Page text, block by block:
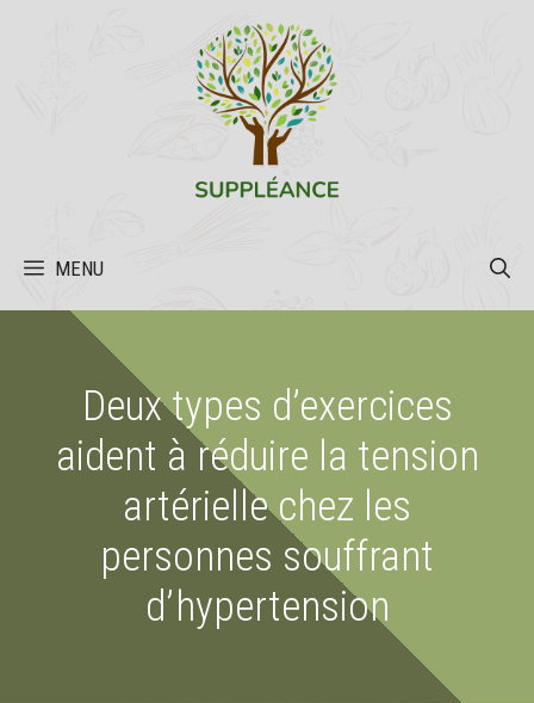
MENU
Deux types d’exercices
aident à réduire la tension
artérielle chez les
personnes souffrant
d’hypertension